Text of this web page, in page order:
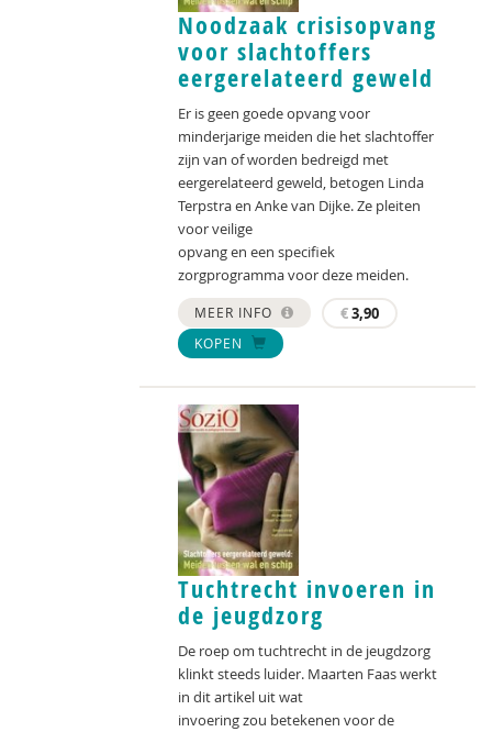
Noodzaak crisisopvang
voor slachtoffers
eergerelateerd geweld
Er is geen goede opvang voor
minderjarige meiden die het slachtoffer
zijn van of worden bedreigd met
eergerelateerd geweld, betogen Linda
Terpstra en Anke van Dijke. Ze pleiten
voor veilige
opvang en een specifiek
zorgprogramma voor deze meiden.
MEER INFO €3,90
KOPEN
Tuchtrecht invoeren in
de jeugdzorg
De roep om tuchtrecht in de jeugdzorg
klinkt steeds luider. Maarten Faas werkt
in dit artikel uit wat
invoering zou betekenen voor de